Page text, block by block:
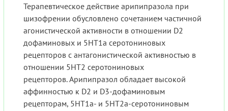
Терапевтическое действие арипипразола при
шизофрении обусловлено сочетанием частичной
агонистической активности в отношении D2
дофаминовых и 5HT1a серотониновых
рецепторов с антагонистической активностью в
отношении 5HT2 серотониновых
рецепторов. Арипипразол обладает высокой
аффинностью к D2 и D3-дофаминовым
рецепторам, 5HT1a- и 5HT2a-серотониновым